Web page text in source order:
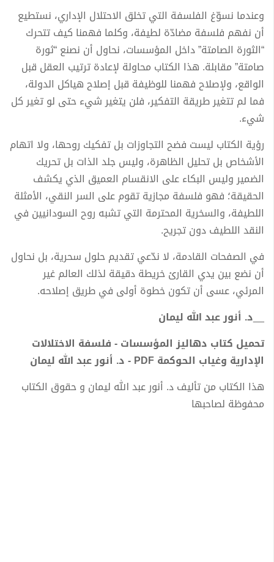
وعندما نسوّغ الفلسفة التي تخلق الاحتلال الإداري، نستطيع
أن نفهم فلسفة مضادّة لطيفة، وكلما فهمنا كيف تتحرك
“الثورة الصامتة” داخل المؤسسات، نحاول أن نصنع “ثورة
صامتة” مقابلة. هذا الكتاب محاولة لإعادة ترتيب العقل قبل
الواقع، ولإصلاح فهمنا للوظيفة قبل إصلاح هياكل الدولة،
فما لم تتغير طريقة التفكير، فلن يتغير شيء حتى لو تغير كل
شيء.
رؤية الكتاب ليست فضح التجاوزات بل تفكيك روحها، ولا اتهام
الأشخاص بل تحليل الظاهرة، وليس جلد الذات بل تحريك
الضمير وليس البكاء على الانقسام العميق الذي يكشف
الحقيقة؛ فهو فلسفة مجازية تقوم على السر النقي، الأمثلة
اللطيفة، والسخرية المحترمة التي تشبه روح السودانيين في
النقد اللطيف دون تجريح.
في الصفحات القادمة، لا ندّعي تقديم حلول سحرية، بل نحاول
أن نضع بين يدي القارئ خريطة دقيقة لذلك العالم غير
المرئي، عسى أن تكون خطوة أولى في طريق إصلاحه.
__د. أنور عبد الله ليمان
تحميل كتاب دهاليز المؤسسات - فلسفة الاختلالات
الإدارية وغياب الحوكمة PDF - د. أنور عبد الله ليمان
هذا الكتاب من تأليف د. أنور عبد الله ليمان و حقوق الكتاب
محفوظة لصاحبها